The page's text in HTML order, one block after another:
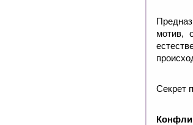
мотив,
Секрет